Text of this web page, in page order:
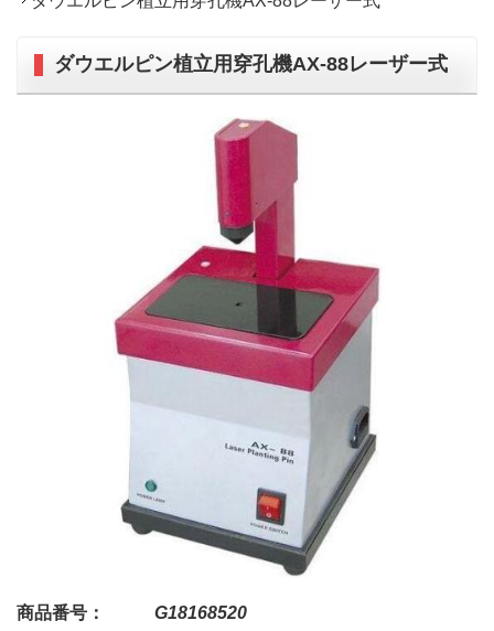
ダウエルピン植立用穿孔機AX-88レーザー式
商品番号：
G18168520